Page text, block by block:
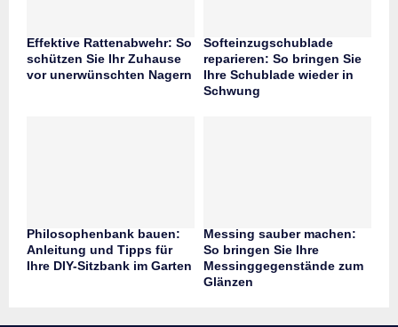
Effektive Rattenabwehr: So
schützen Sie Ihr Zuhause
vor unerwünschten Nagern
Softeinzugschublade
reparieren: So bringen Sie
Ihre Schublade wieder in
Schwung
Philosophenbank bauen:
Anleitung und Tipps für
Ihre DIY-Sitzbank im Garten
Messing sauber machen:
So bringen Sie Ihre
Messinggegenstände zum
Glänzen